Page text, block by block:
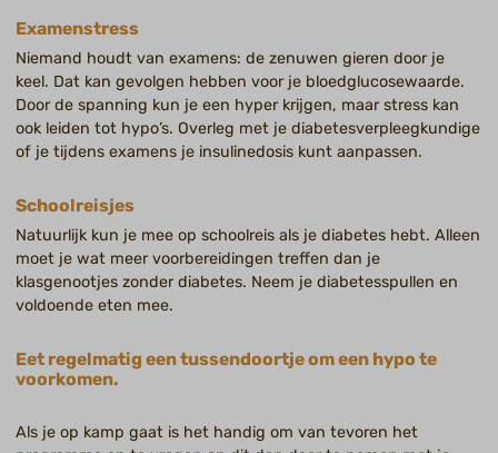
Examenstress
Niemand houdt van examens: de zenuwen gieren door je
keel. Dat kan gevolgen hebben voor je bloedglucosewaarde.
Door de spanning kun je een hyper krijgen, maar stress kan
ook leiden tot hypo’s. Overleg met je diabetesverpleegkundige
of je tijdens examens je insulinedosis kunt aanpassen.
Schoolreisjes
Natuurlijk kun je mee op schoolreis als je diabetes hebt. Alleen
moet je wat meer voorbereidingen treffen dan je
klasgenootjes zonder diabetes. Neem je diabetesspullen en
voldoende eten mee.
Eet regelmatig een tussendoortje om een hypo te
voorkomen.
Als je op kamp gaat is het handig om van tevoren het